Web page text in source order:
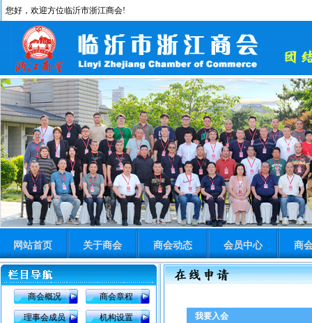
您好，欢迎方位临沂市浙江商会!
网站首页 关于商会 商会动态 会员中心 商
商会概况 商会章程
理事会成员 机构设置 我要入会